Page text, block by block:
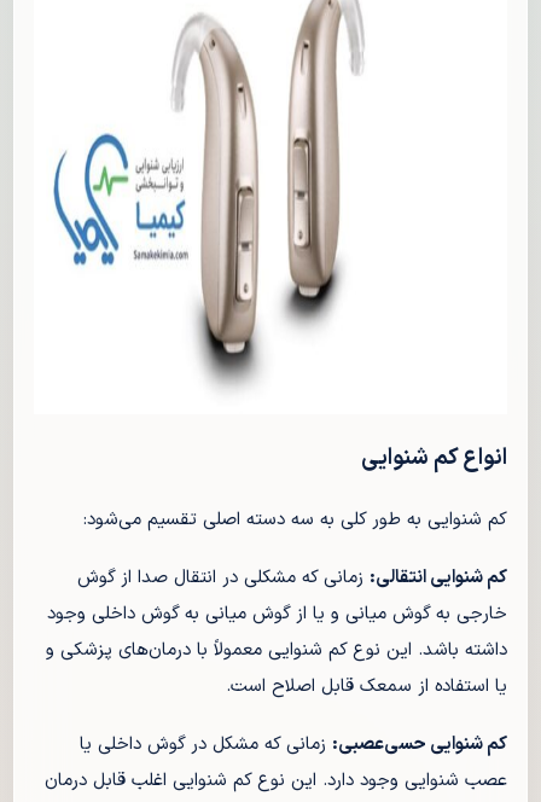
انواع کم شنوایی
کم شنوایی به طور کلی به سه دسته اصلی تقسیم می‌شود:
کم شنوایی انتقالی: زمانی که مشکلی در انتقال صدا از گوش
خارجی به گوش میانی و یا از گوش میانی به گوش داخلی وجود
داشته باشد. این نوع کم شنوایی معمولاً با درمان‌های پزشکی و
یا استفاده از سمعک قابل اصلاح است.
کم شنوایی حسی‌عصبی: زمانی که مشکل در گوش داخلی یا
عصب شنوایی وجود دارد. این نوع کم شنوایی اغلب قابل درمان